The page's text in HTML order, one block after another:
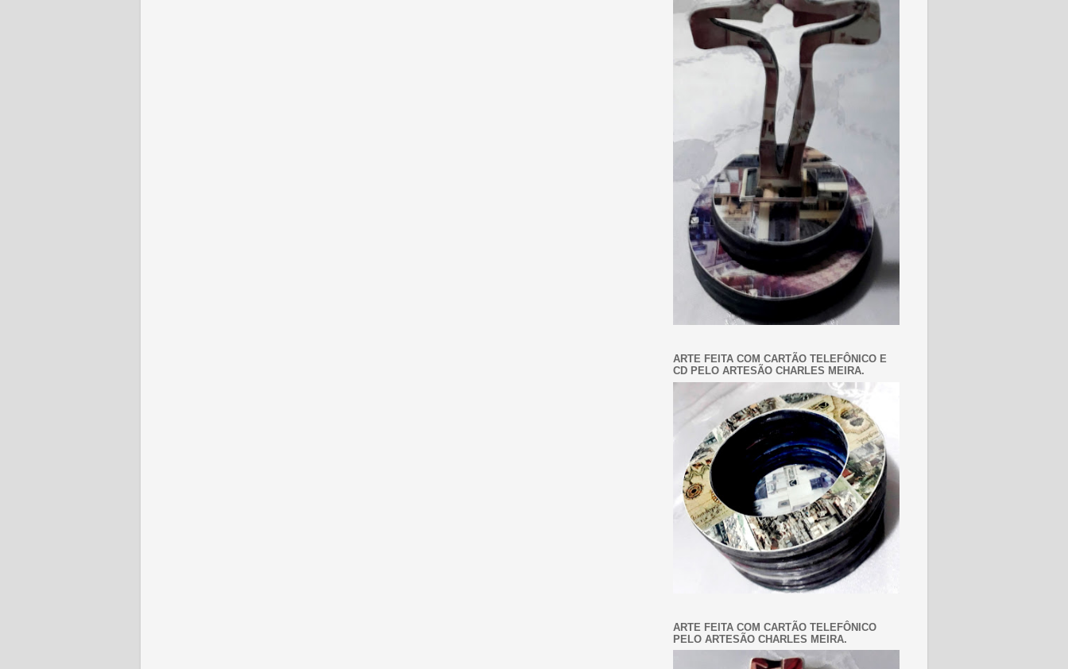
ARTE FEITA COM CARTÃO TELEFÔNICO E
CD PELO ARTESÃO CHARLES MEIRA.
ARTE FEITA COM CARTÃO TELEFÔNICO
PELO ARTESÃO CHARLES MEIRA.